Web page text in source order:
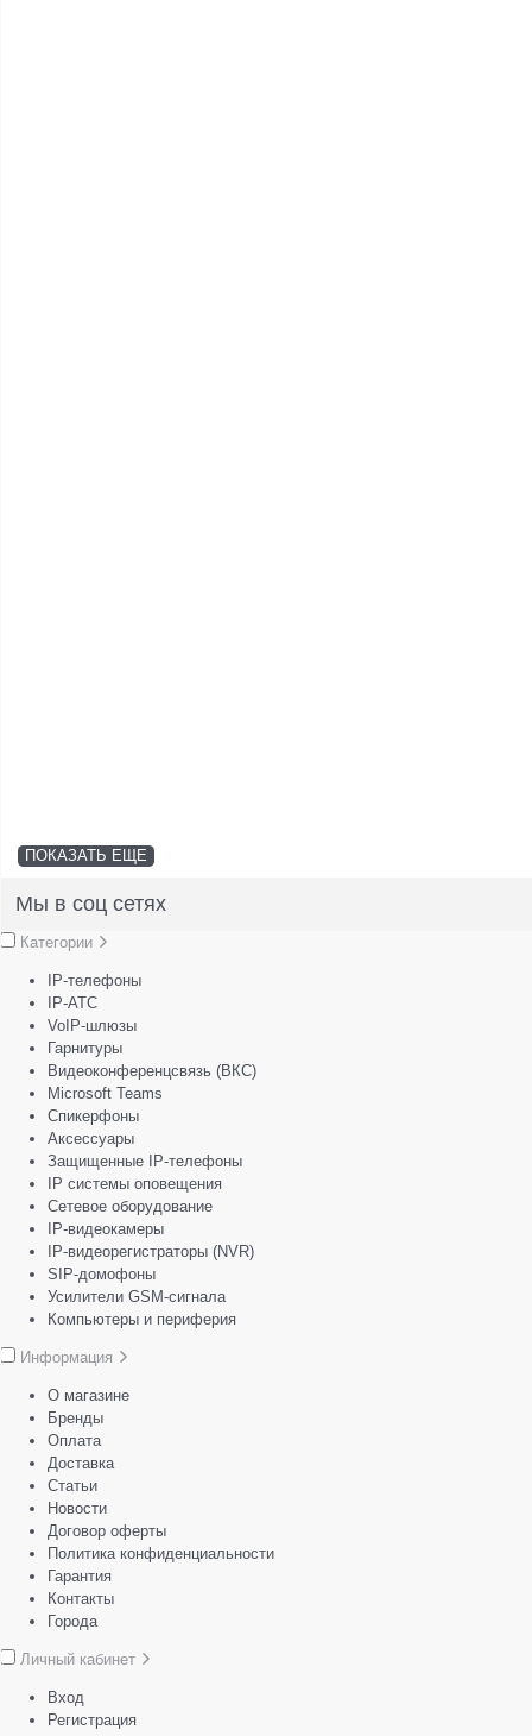
ПОКАЗАТЬ ЕЩЕ
Мы в соц сетях
Категории
IP-телефоны
IP-АТС
VoIP-шлюзы
Гарнитуры
Видеоконференцсвязь (ВКС)
Microsoft Teams
Спикерфоны
Аксессуары
Защищенные IP-телефоны
IP системы оповещения
Сетевое оборудование
IP-видеокамеры
IP-видеорегистраторы (NVR)
SIP-домофоны
Усилители GSM-сигнала
Компьютеры и периферия
Информация
О магазине
Бренды
Оплата
Доставка
Статьи
Новости
Договор оферты
Политика конфиденциальности
Гарантия
Контакты
Города
Личный кабинет
Вход
Регистрация